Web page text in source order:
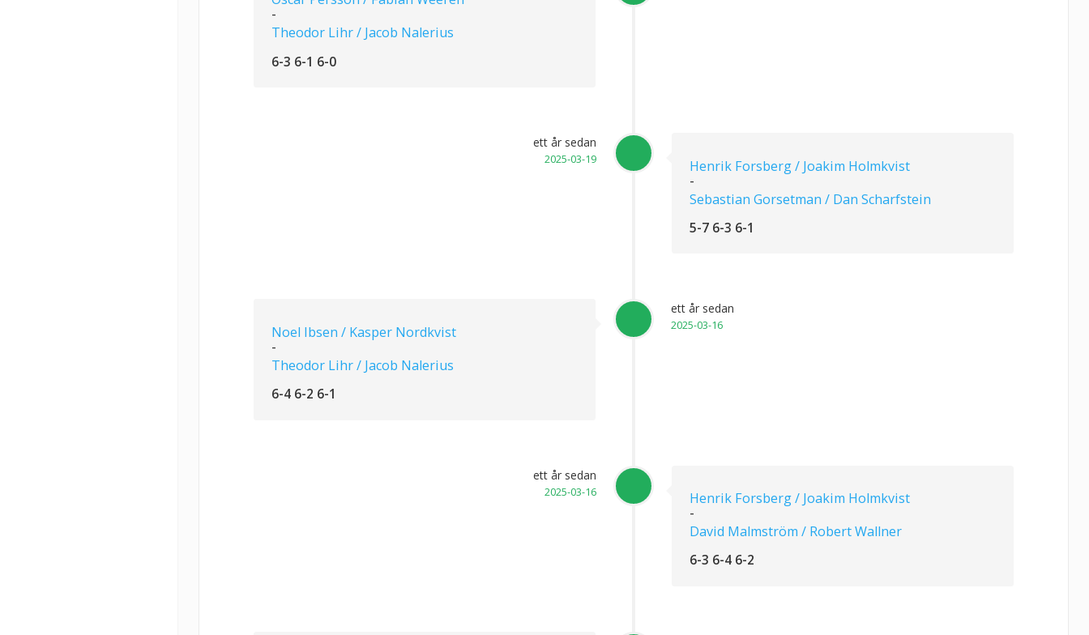
-
Theodor Lihr / Jacob Nalerius
6-3 6-1 6-0
Henrik Forsberg / Joakim Holmkvist
-
Sebastian Gorsetman / Dan Scharfstein
5-7 6-3 6-1
ett år sedan
2025-03-19
Noel Ibsen / Kasper Nordkvist
-
Theodor Lihr / Jacob Nalerius
6-4 6-2 6-1
ett år sedan
2025-03-16
Henrik Forsberg / Joakim Holmkvist
-
David Malmström / Robert Wallner
6-3 6-4 6-2
ett år sedan
2025-03-16